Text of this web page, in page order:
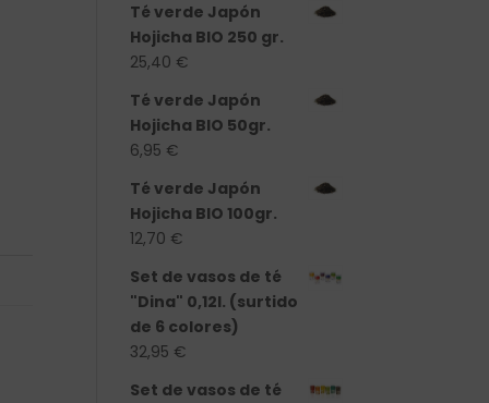
Té verde Japón
Hojicha BIO 250 gr.
25,40 €
Té verde Japón
Hojicha BIO 50gr.
6,95 €
Té verde Japón
Hojicha BIO 100gr.
12,70 €
Set de vasos de té
"Dina" 0,12l. (surtido
de 6 colores)
32,95 €
Set de vasos de té